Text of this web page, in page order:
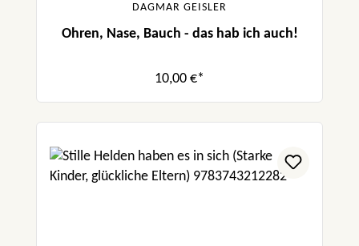
DAGMAR GEISLER
Ohren, Nase, Bauch - das hab ich auch!
10,00 €*